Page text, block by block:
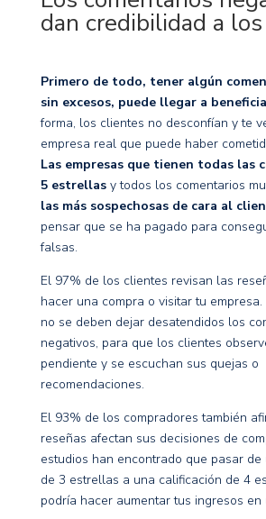
dan credibilidad a
Primero de todo, tener algún
sin excesos, puede llegar a
forma, los clientes no desconfían y te
empresa real que puede haber
Las empresas que tienen todas las
5 estrellasy todos los comentarios
las más sospechosas de cara al
pensar que se ha pagado para
falsas.
El 97% de los clientes revisan las
hacer una compra o visitar tu empresa.
no se deben dejar desatendidos los
negativos, para que los clientes
pendiente y se escuchan sus quejas o
recomendaciones.
El 93% de los compradores también
reseñas afectan sus decisiones de
estudios han encontrado que pasar de
de 3 estrellas a una calificación de 4
podría hacer aumentar tus ingresos en